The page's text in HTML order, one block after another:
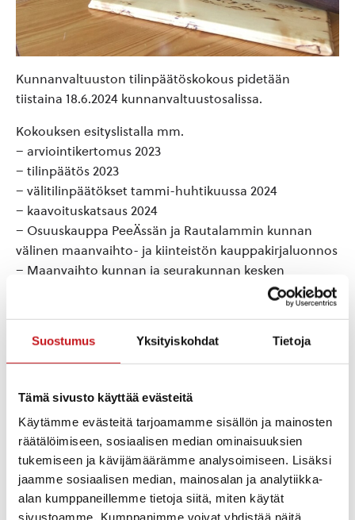
Suostumus Yksityiskohdat Tietoja
Tämä sivusto käyttää evästeitä
Käytämme evästeitä tarjoamamme sisällön ja mainosten
räätälöimiseen, sosiaalisen median ominaisuuksien
tukemiseen ja kävijämäärämme analysoimiseen. Lisäksi
jaamme sosiaalisen median, mainosalan ja analytiikka-
alan kumppaneillemme tietoja siitä, miten käytät
sivustoamme. Kumppanimme voivat yhdistää näitä
Kunnanvaltuuston tilinpäätöskokous pidetään
tiistaina 18.6.2024 kunnanvaltuustosalissa.
Kokouksen esityslistalla mm.
– arviointikertomus 2023
– tilinpäätös 2023
– välitilinpäätökset tammi-huhtikuussa 2024
– kaavoituskatsaus 2024
– Osuuskauppa PeeÄssän ja Rautalammin kunnan
välinen maanvaihto- ja kiinteistön kauppakirjaluonnos
– Maanvaihto kunnan ja seurakunnan kesken
– Lisämääräraha-anommus yöhoidon aloittamiseen ja
– Luttamustehtävistä eroaminen; Anu Hotti
kunnan facebook-sivuilla joko kokouksen aikana tai
kahden viikon ajan kokouksen päättymisen jälkeen.
Lisää kalenteriin